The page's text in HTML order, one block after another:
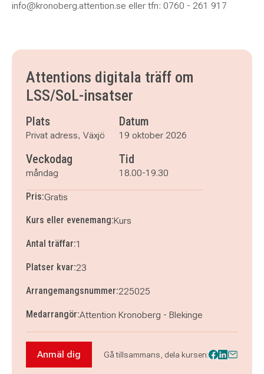
info@kronoberg.attention.se eller tfn: 0760 - 261 917
Attentions digitala träff om
LSS/SoL-insatser
Plats
Privat adress, Växjö
Datum
19 oktober 2026
Veckodag
måndag
Tid
18.00-19.30
Pris:Gratis
Kurs eller evenemang:Kurs
Antal träffar:1
Platser kvar:23
Arrangemangsnummer:225025
Medarrangör:Attention Kronoberg - Blekinge
Anmäl dig till Attentions digitala träff om LSS/
Anmäl dig Gå tillsammans, dela kursen: